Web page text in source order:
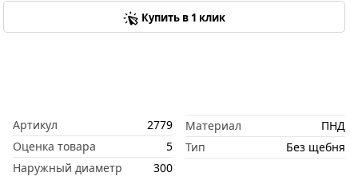
Купить в 1 клик
Артикул
2779
Оценка товара
5
Наружный диаметр
300
Материал
ПНД
Тип
Без щебня